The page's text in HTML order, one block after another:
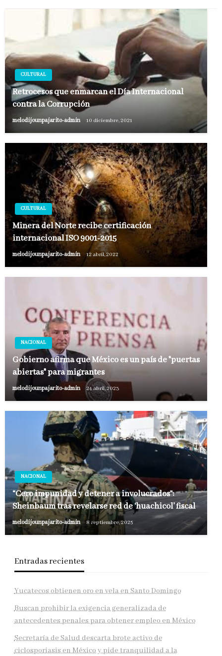
CULTURAL
Retrocesos que enmarcan el Día Internacional
contra la Corrupción
melodijounpajarito-admin 10 diciembre, 2021
CULTURAL
Minera del Norte recibe certificación
internacional ISO 9001-2015
melodijounpajarito-admin 12 abril, 2022
NACIONAL
Gobierno afirma que México es un país de "puertas
abiertas" para migrantes
melodijounpajarito-admin 24 abril, 2023
NACIONAL
“Cero impunidad y detener a involucrados”:
Sheinbaum tras revelarse red de ‘huachicol’ fiscal
melodijounpajarito-admin 8 septiembre, 2025
Entradas recientes
Yucatecos obtienen oro en vela en Santo Domingo
Buscan prohibir la exigencia generalizada de
antecedentes penales para obtener empleo en México
Secretaría de Salud descarta brote activo de
ciclosporiasis en México y pide tranquilidad a la